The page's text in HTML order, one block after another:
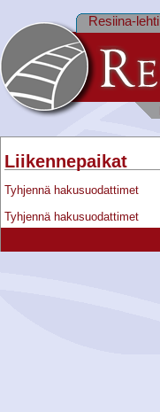
Resiina-lehti
Liikennepaikat
Tyhjennä hakusuodattimet
Tyhjennä hakusuodattimet